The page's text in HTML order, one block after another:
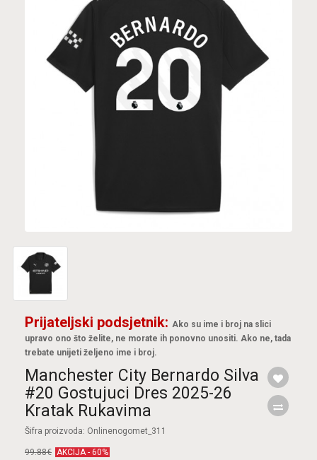
Prijateljski podsjetnik: Ako su ime i broj na slici
upravo ono što želite, ne morate ih ponovno unositi. Ako ne, tada
trebate unijeti željeno ime i broj.
Manchester City Bernardo Silva
#20 Gostujuci Dres 2025-26
Kratak Rukavima
Šifra proizvoda: Onlinenogomet_311
99.88€ AKCIJA - 60%